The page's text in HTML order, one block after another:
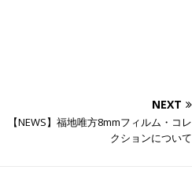
NEXT
【NEWS】福地唯方8mmフィルム・コレ
クションについて